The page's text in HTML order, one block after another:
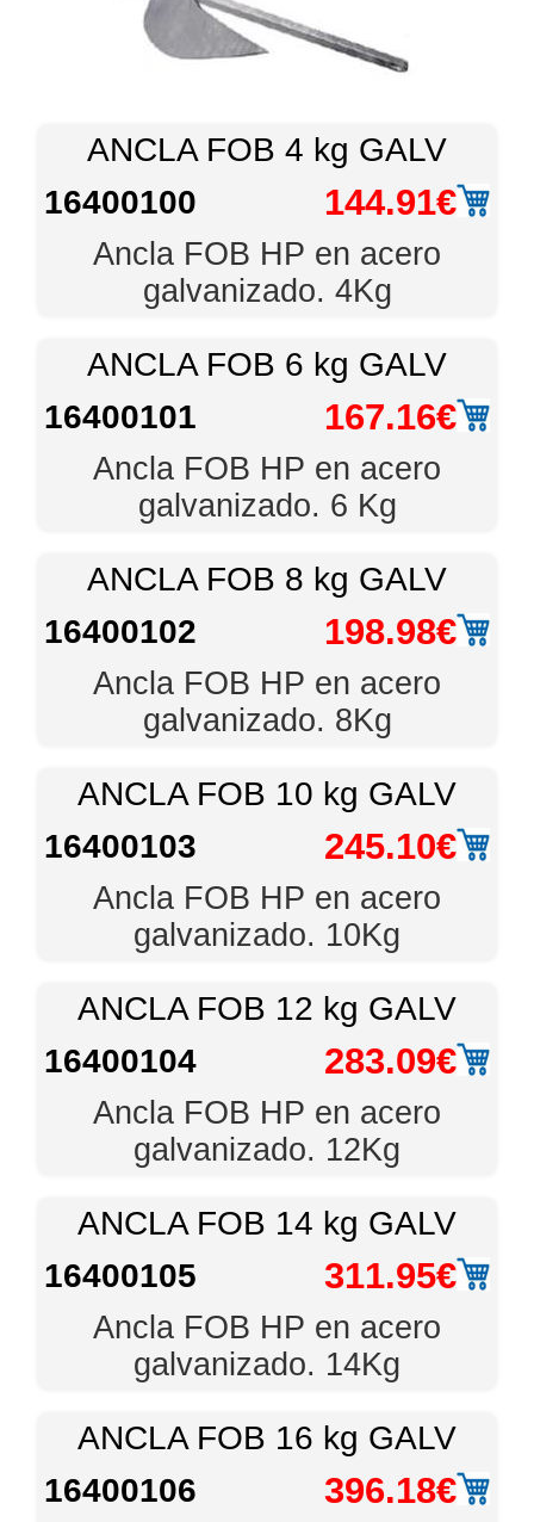
ANCLA FOB 4 kg GALV
16400100
144.91€
Ancla FOB HP en acero
galvanizado. 4Kg
ANCLA FOB 6 kg GALV
16400101
167.16€
Ancla FOB HP en acero
galvanizado. 6 Kg
ANCLA FOB 8 kg GALV
16400102
198.98€
Ancla FOB HP en acero
galvanizado. 8Kg
ANCLA FOB 10 kg GALV
16400103
245.10€
Ancla FOB HP en acero
galvanizado. 10Kg
ANCLA FOB 12 kg GALV
16400104
283.09€
Ancla FOB HP en acero
galvanizado. 12Kg
ANCLA FOB 14 kg GALV
16400105
311.95€
Ancla FOB HP en acero
galvanizado. 14Kg
ANCLA FOB 16 kg GALV
16400106
396.18€